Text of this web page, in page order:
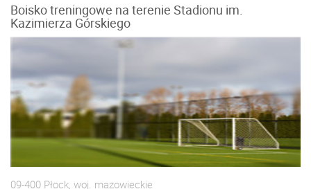
Boisko treningowe na terenie Stadionu im.
Kazimierza Górskiego
09-400 Płock, woj. mazowieckie